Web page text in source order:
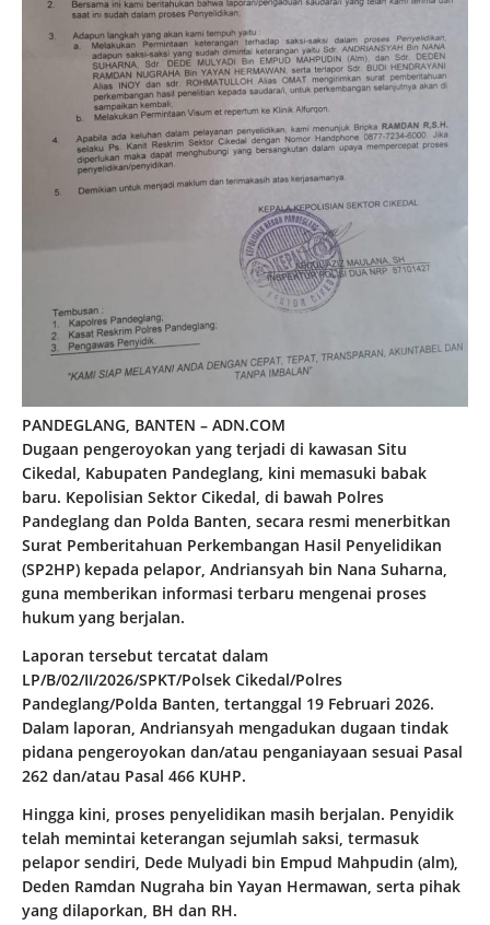
PANDEGLANG, BANTEN – ADN.COM
Dugaan pengeroyokan yang terjadi di kawasan Situ
Cikedal, Kabupaten Pandeglang, kini memasuki babak
baru. Kepolisian Sektor Cikedal, di bawah Polres
Pandeglang dan Polda Banten, secara resmi menerbitkan
Surat Pemberitahuan Perkembangan Hasil Penyelidikan
(SP2HP) kepada pelapor, Andriansyah bin Nana Suharna,
guna memberikan informasi terbaru mengenai proses
hukum yang berjalan.
Laporan tersebut tercatat dalam
LP/B/02/II/2026/SPKT/Polsek Cikedal/Polres
Pandeglang/Polda Banten, tertanggal 19 Februari 2026.
Dalam laporan, Andriansyah mengadukan dugaan tindak
pidana pengeroyokan dan/atau penganiayaan sesuai Pasal
262 dan/atau Pasal 466 KUHP.
Hingga kini, proses penyelidikan masih berjalan. Penyidik
telah memintai keterangan sejumlah saksi, termasuk
pelapor sendiri, Dede Mulyadi bin Empud Mahpudin (alm),
Deden Ramdan Nugraha bin Yayan Hermawan, serta pihak
yang dilaporkan, BH dan RH.